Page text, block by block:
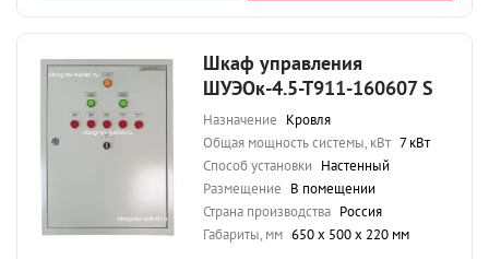
Шкаф управления
ШУЭОк-4.5-Т911-160607 S
Назначение Кровля
Общая мощность системы, кВт 7 кВт
Способ установки Настенный
Размещение В помещении
Страна производства Россия
Габариты, мм 650 х 500 х 220 мм